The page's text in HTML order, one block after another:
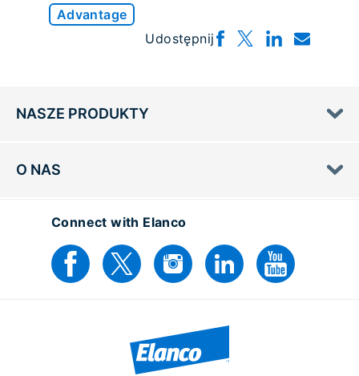
Advantage
Udostępnij
NASZE PRODUKTY
O NAS
Connect with Elanco